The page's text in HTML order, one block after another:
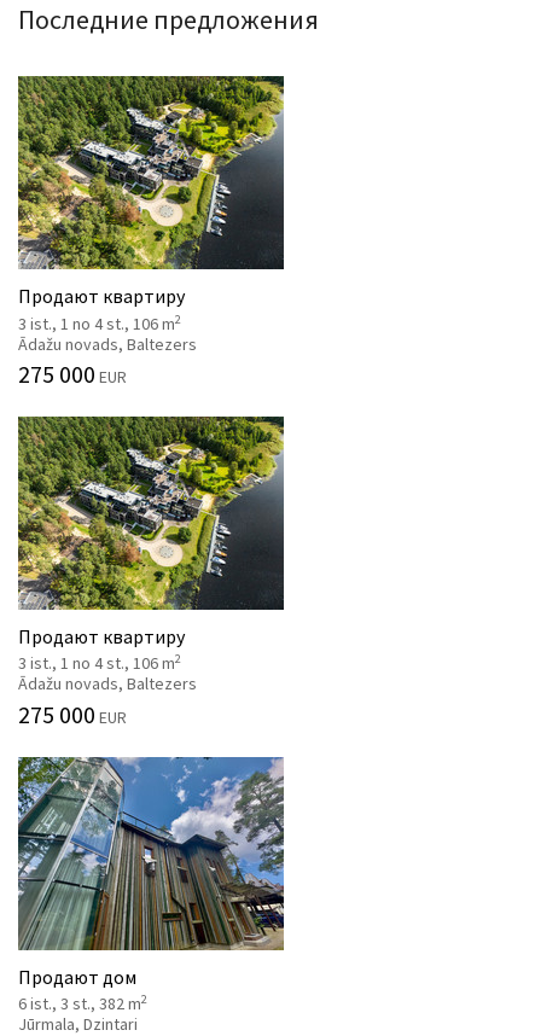
Последние предложения
Продают квартиру
3 ist., 1 no 4 st., 106 m2
Ādažu novads, Baltezers
275 000 EUR
Продают квартиру
3 ist., 1 no 4 st., 106 m2
Ādažu novads, Baltezers
275 000 EUR
Продают дом
6 ist., 3 st., 382 m2
Jūrmala, Dzintari